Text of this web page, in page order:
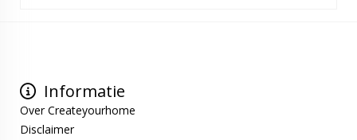
Informatie
Over Createyourhome
Disclaimer